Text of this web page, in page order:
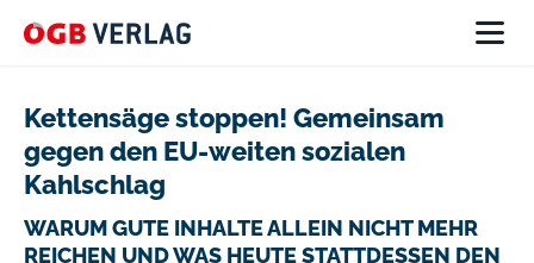
Kettensäge stoppen! Gemeinsam
gegen den EU-weiten sozialen
Kahlschlag
WARUM GUTE INHALTE ALLEIN NICHT MEHR
REICHEN UND WAS HEUTE STATTDESSEN DEN